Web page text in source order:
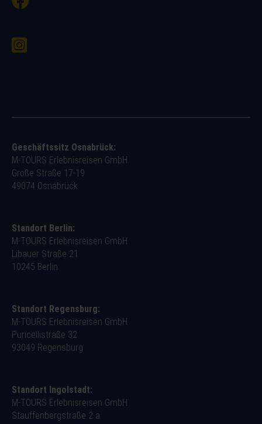
Geschäftssitz Osnabrück:
M-TOURS Erlebnisreisen GmbH
Große Straße 17-19
49074 Osnabrück
Standort Berlin:
M-TOURS Erlebnisreisen GmbH
Libauer Straße 21
10245 Berlin
Standort Regensburg:
M-TOURS Erlebnisreisen GmbH
Puricellistraße 32
93049 Regensburg
Standort Ingolstadt:
M-TOURS Erlebnisreisen GmbH
Stauffenbergstraße 2 a